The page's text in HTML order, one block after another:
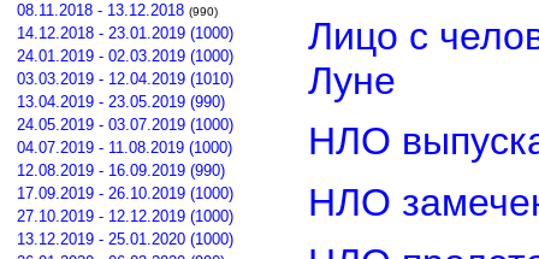
08.11.2018 - 13.12.2018 (990)
14.12.2018 - 23.01.2019 (1000)
24.01.2019 - 02.03.2019 (1000)
03.03.2019 - 12.04.2019 (1010)
13.04.2019 - 23.05.2019 (990)
24.05.2019 - 03.07.2019 (1000)
04.07.2019 - 11.08.2019 (1000)
12.08.2019 - 16.09.2019 (990)
17.09.2019 - 26.10.2019 (1000)
27.10.2019 - 12.12.2019 (1000)
13.12.2019 - 25.01.2020 (1000)
Лицо с
Луне
НЛО
НЛО